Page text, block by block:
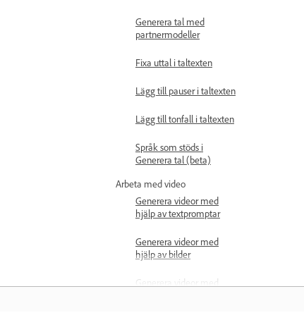
Generera tal med
partnermodeller
Fixa uttal i taltexten
Lägg till pauser i taltexten
Lägg till tonfall i taltexten
Språk som stöds i
Generera tal (beta)
Arbeta med video
Generera videor med
hjälp av textpromptar
Generera videor med
hjälp av bilder
Generera videor med